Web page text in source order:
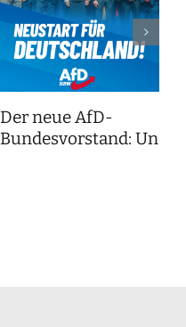
Der neue AfD-
Bundesvorstand: